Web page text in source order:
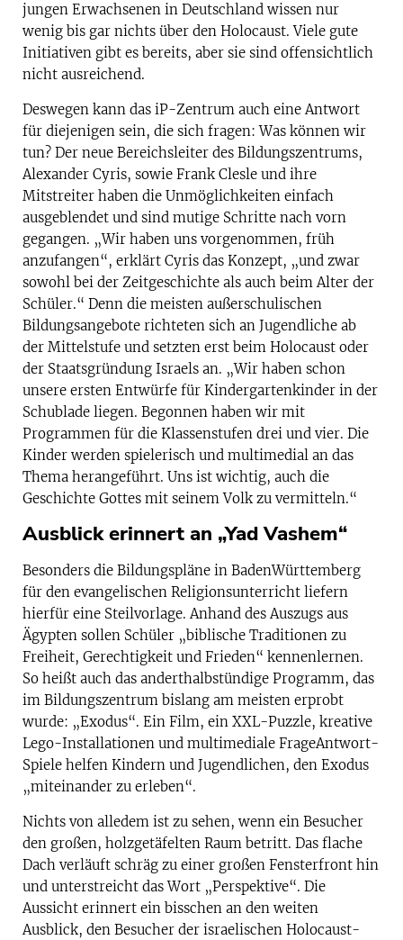
jungen Erwachsenen in Deutschland wissen nur
wenig bis gar nichts über den Holocaust. Viele gute
Initiativen gibt es bereits, aber sie sind offensichtlich
nicht ausreichend.
Deswegen kann das iP-Zentrum auch eine Antwort
für diejenigen sein, die sich fragen: Was können wir
tun? Der neue Bereichsleiter des Bildungszentrums,
Alexander Cyris, sowie Frank Clesle und ihre
Mitstreiter haben die Unmöglichkeiten einfach
ausgeblendet und sind mutige Schritte nach vorn
gegangen. „Wir haben uns vorgenommen, früh
anzufangen“, erklärt Cyris das Konzept, „und zwar
sowohl bei der Zeitgeschichte als auch beim Alter der
Schüler.“ Denn die meisten außerschulischen
Bildungsangebote richteten sich an Jugendliche ab
der Mittelstufe und setzten erst beim Holocaust oder
der Staatsgründung Israels an. „Wir haben schon
unsere ersten Entwürfe für Kindergartenkinder in der
Schublade liegen. Begonnen haben wir mit
Programmen für die Klassenstufen drei und vier. Die
Kinder werden spielerisch und multimedial an das
Thema herangeführt. Uns ist wichtig, auch die
Geschichte Gottes mit seinem Volk zu vermitteln.“
Ausblick erinnert an „Yad Vashem“
Besonders die Bildungspläne in Baden­Württemberg
für den evangelischen Religionsunterricht liefern
hierfür eine Steilvorlage. Anhand des Auszugs aus
Ägypten sollen Schüler „biblische Traditionen zu
Freiheit, Gerechtigkeit und Frieden“ kennenlernen.
So heißt auch das anderthalbstündige Programm, das
im Bildungszentrum bislang am meisten erprobt
wurde: „Exodus“. Ein Film, ein XXL-Puzzle, kreative
Lego-Installationen und multimediale Frage­Antwort-
Spiele helfen Kindern und Jugendlichen, den Exodus
„miteinander zu erleben“.
Nichts von alledem ist zu sehen, wenn ein Besucher
den großen, holzgetäfelten Raum betritt. Das flache
Dach verläuft schräg zu einer großen Fensterfront hin
und unterstreicht das Wort „Perspektive“. Die
Aussicht erinnert ein bisschen an den weiten
Ausblick, den Besucher der israelischen Holocaust-